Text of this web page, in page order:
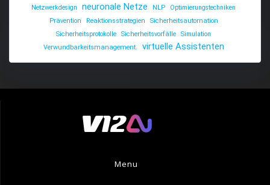
Netzwerkdesign
neuronale Netze NLP
Optimierungstechniken
Prävention
Reaktionsstrategien
Sicherheitsautomation
Sicherheitsprotokolle
Sicherheitsvorfälle
Simulation
Verwundbarkeitsmanagement.
virtuelle Assistenten
Menu